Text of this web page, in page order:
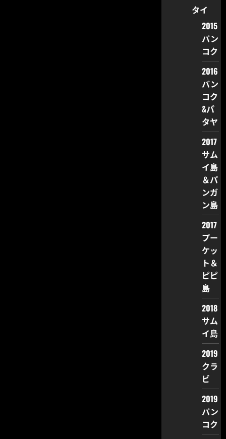
タイ
2015
バン
コク
2016
バン
コク
&パ
タヤ
2017
サム
イ島
＆パ
ンガ
ン島
2017
プー
ケッ
ト＆
ピピ
島
2018
サム
イ島
2019
クラ
ビ
2019
バン
コク